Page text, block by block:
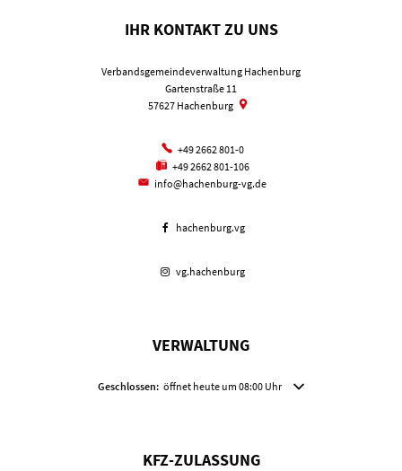
IHR KONTAKT ZU UNS
Verbandsgemeindeverwaltung Hachenburg
Gartenstraße 11
57627 Hachenburg
+49 2662 801-0
+49 2662 801-106
info@hachenburg-vg.de
hachenburg.vg
vg.hachenburg
VERWALTUNG
Klicken, um weitere Öffnungs- oder Schließzeiten auszublenden
Geschlossen: öffnet heute um 08:00 Uhr
KFZ-ZULASSUNG